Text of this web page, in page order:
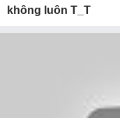
không luôn T_T